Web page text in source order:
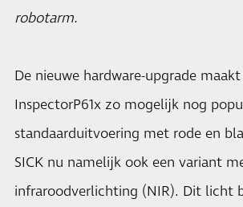
robotarm.
De nieuwe hardware-upgrade
InspectorP61x zo mogelijk nog
standaarduitvoering met rode en
SICK nu namelijk ook een variant
infraroodverlichting (NIR). Dit licht